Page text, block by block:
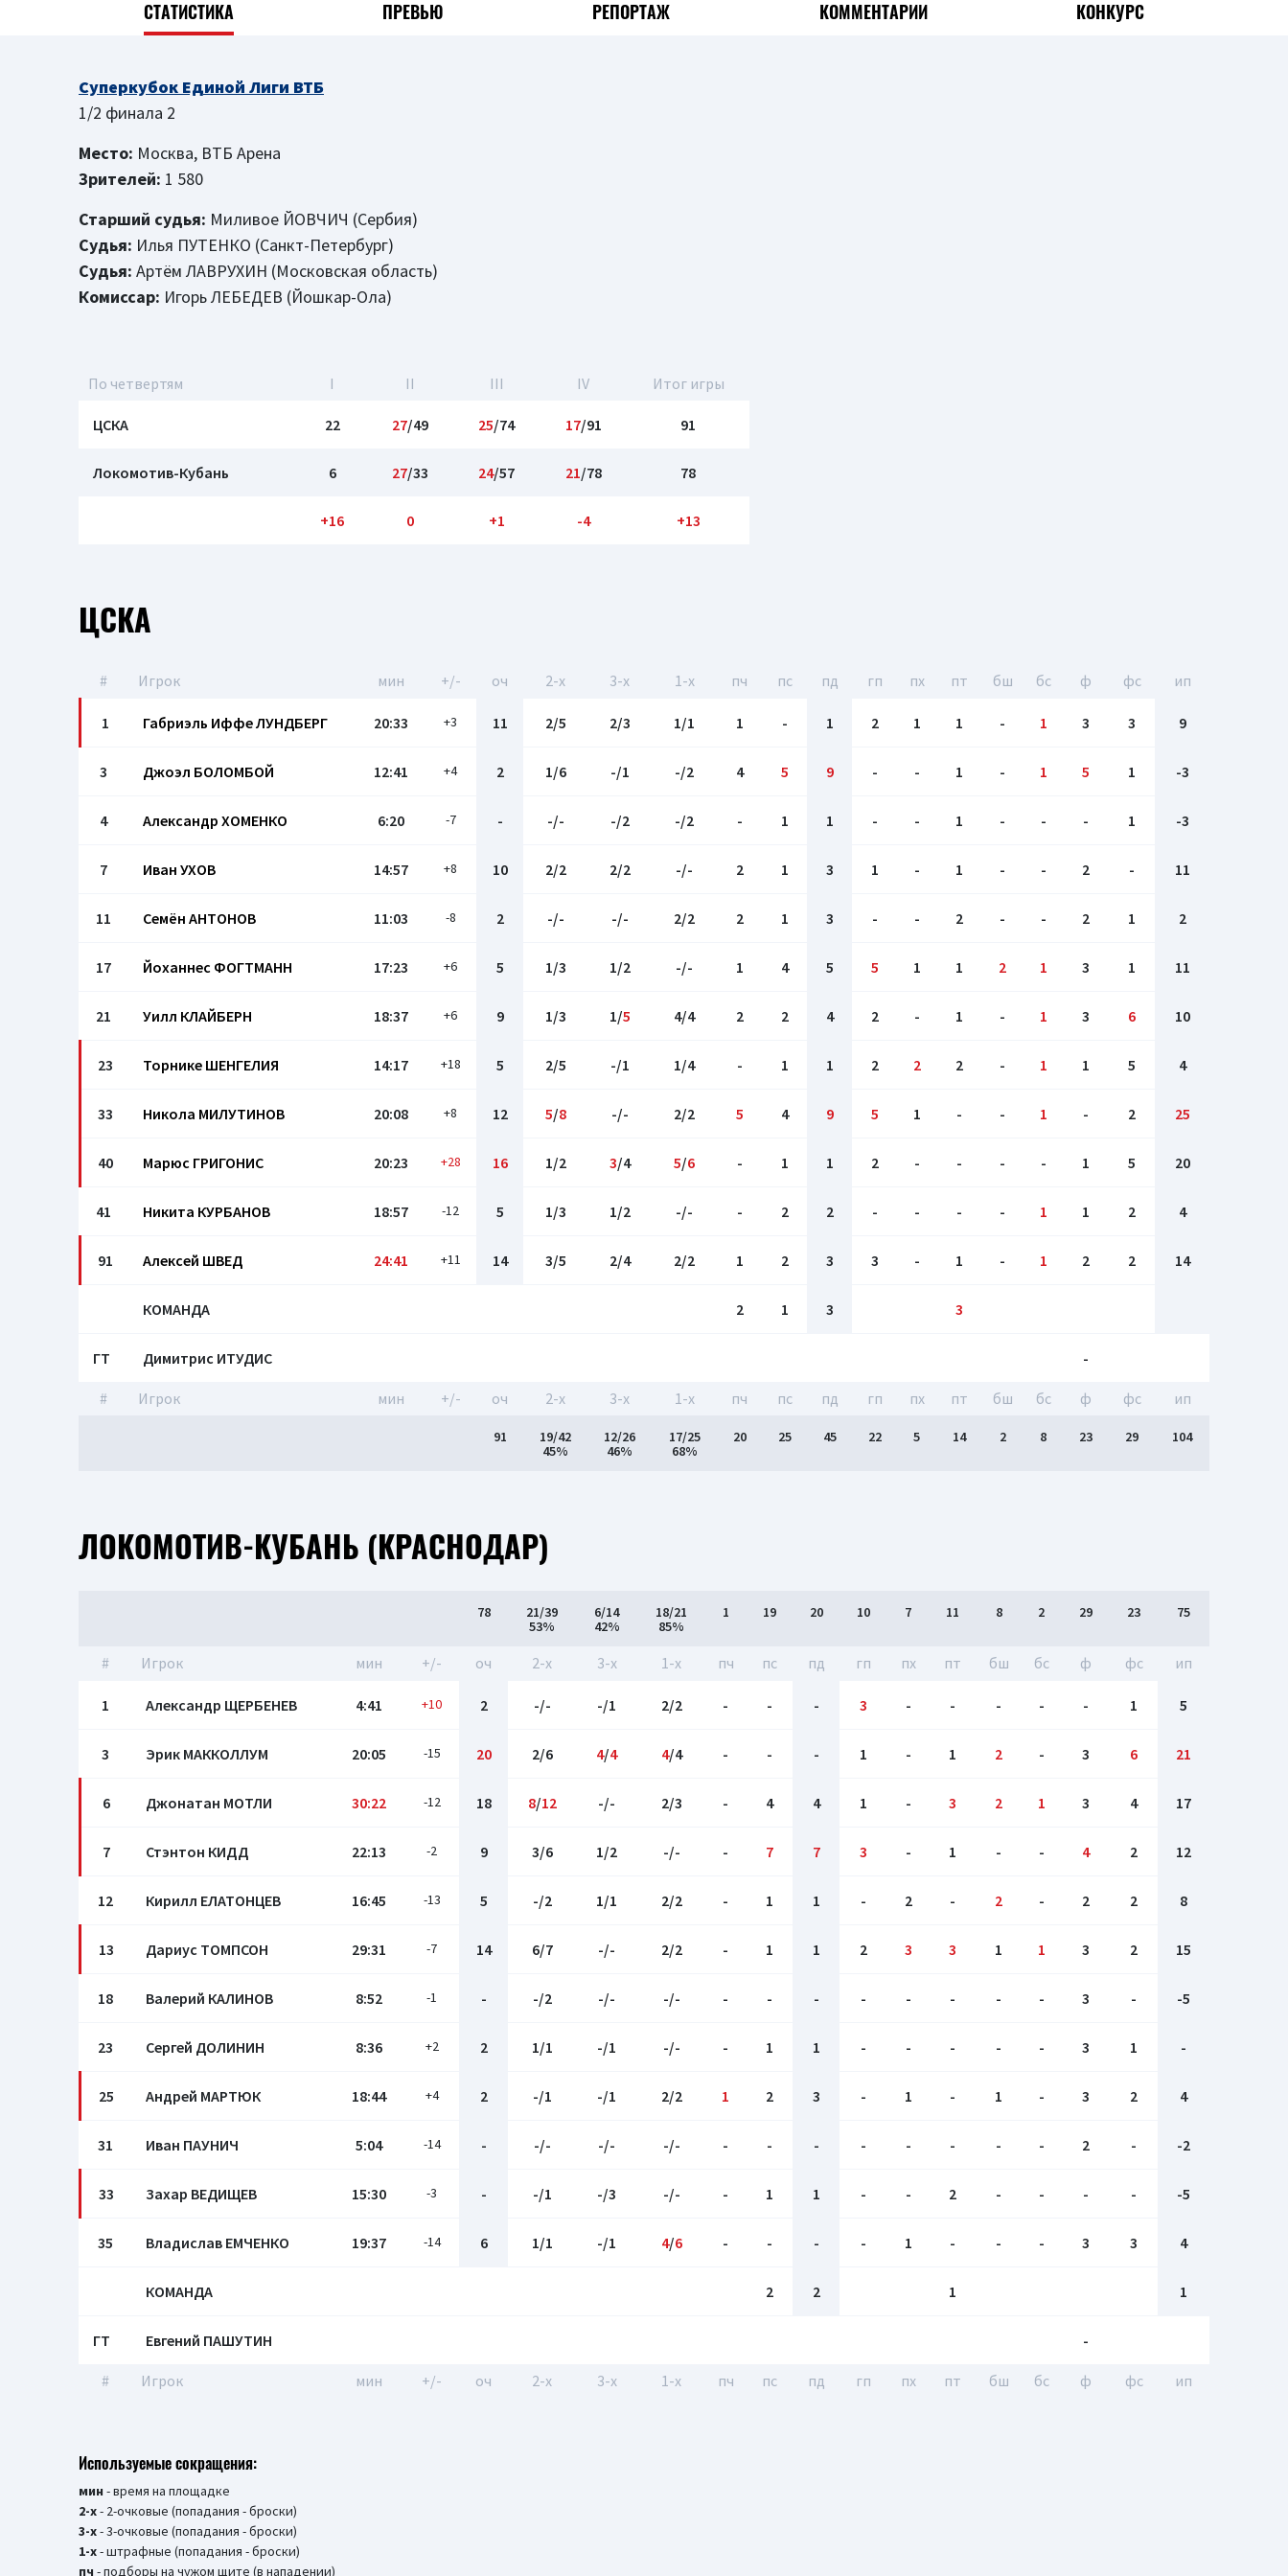
СТАТИСТИКА ПРЕВЬЮ РЕПОРТАЖ КОММЕНТАРИИ КОНКУРС
Суперкубок Единой Лиги ВТБ
1/2 финала 2
Место: Москва, ВТБ Арена
Зрителей: 1 580
Старший судья: Миливое ЙОВЧИЧ (Сербия)
Судья: Илья ПУТЕНКО (Санкт-Петербург)
Судья: Артём ЛАВРУХИН (Московская область)
Комиссар: Игорь ЛЕБЕДЕВ (Йошкар-Ола)
По четвертям I II III IV Итог игры
ЦСКА 22 27/49 25/74 17/91 91
Локомотив-Кубань 6 27/33 24/57 21/78 78
+16 0 +1 -4 +13
ЦСКА
# Игрок мин +/- оч 2-x 3-x 1-x пч пс пд гп пх пт бш бc ф фс ип
1 Габриэль Иффе ЛУНДБЕРГ 20:33 +3 11 2/5 2/3 1/1 1 - 1 2 1 1 - 1 3 3 9
3 Джоэл БОЛОМБОЙ 12:41 +4 2 1/6 -/1 -/2 4 5 9 - - 1 - 1 5 1 -3
4 Александр ХОМЕНКО 6:20 -7 - -/- -/2 -/2 - 1 1 - - 1 - - - 1 -3
7 Иван УХОВ 14:57 +8 10 2/2 2/2 -/- 2 1 3 1 - 1 - - 2 - 11
11 Семён АНТОНОВ 11:03 -8 2 -/- -/- 2/2 2 1 3 - - 2 - - 2 1 2
17 Йоханнес ФОГТМАНН 17:23 +6 5 1/3 1/2 -/- 1 4 5 5 1 1 2 1 3 1 11
21 Уилл КЛАЙБЕРН 18:37 +6 9 1/3 1/5 4/4 2 2 4 2 - 1 - 1 3 6 10
23 Торнике ШЕНГЕЛИЯ 14:17 +18 5 2/5 -/1 1/4 - 1 1 2 2 2 - 1 1 5 4
33 Никола МИЛУТИНОВ 20:08 +8 12 5/8 -/- 2/2 5 4 9 5 1 - - 1 - 2 25
40 Марюс ГРИГОНИС 20:23 +28 16 1/2 3/4 5/6 - 1 1 2 - - - - 1 5 20
41 Никита КУРБАНОВ 18:57 -12 5 1/3 1/2 -/- - 2 2 - - - - 1 1 2 4
91 Алексей ШВЕД 24:41 +11 14 3/5 2/4 2/2 1 2 3 3 - 1 - 1 2 2 14
КОМАНДА 2 1 3 3
ГТ Димитрис ИТУДИС -
# Игрок мин +/- оч 2-x 3-x 1-x пч пс пд гп пх пт бш бc ф фс ип
91
19/42
45%
12/26
46%
17/25
68%
20 25 45 22 5 14 2 8 23 29 104
ЛОКОМОТИВ-КУБАНЬ (КРАСНОДАР)
78
21/39
53%
6/14
42%
18/21
85%
1 19 20 10 7 11 8 2 29 23 75
# Игрок мин +/- оч 2-x 3-x 1-x пч пс пд гп пх пт бш бc ф фс ип
1 Александр ЩЕРБЕНЕВ 4:41 +10 2 -/- -/1 2/2 - - - 3 - - - - - 1 5
3 Эрик МАККОЛЛУМ 20:05 -15 20 2/6 4/4 4/4 - - - 1 - 1 2 - 3 6 21
6 Джонатан МОТЛИ 30:22 -12 18 8/12 -/- 2/3 - 4 4 1 - 3 2 1 3 4 17
7 Стэнтон КИДД 22:13 -2 9 3/6 1/2 -/- - 7 7 3 - 1 - - 4 2 12
12 Кирилл ЕЛАТОНЦЕВ 16:45 -13 5 -/2 1/1 2/2 - 1 1 - 2 - 2 - 2 2 8
13 Дариус ТОМПСОН 29:31 -7 14 6/7 -/- 2/2 - 1 1 2 3 3 1 1 3 2 15
18 Валерий КАЛИНОВ 8:52 -1 - -/2 -/- -/- - - - - - - - - 3 - -5
23 Сергей ДОЛИНИН 8:36 +2 2 1/1 -/1 -/- - 1 1 - - - - - 3 1 -
25 Андрей МАРТЮК 18:44 +4 2 -/1 -/1 2/2 1 2 3 - 1 - 1 - 3 2 4
31 Иван ПАУНИЧ 5:04 -14 - -/- -/- -/- - - - - - - - - 2 - -2
33 Захар ВЕДИЩЕВ 15:30 -3 - -/1 -/3 -/- - 1 1 - - 2 - - - - -5
35 Владислав ЕМЧЕНКО 19:37 -14 6 1/1 -/1 4/6 - - - - 1 - - - 3 3 4
КОМАНДА 2 2 1 1
ГТ Евгений ПАШУТИН -
# Игрок мин +/- оч 2-x 3-x 1-x пч пс пд гп пх пт бш бc ф фс ип
Используемые сокращения:
мин - время на площадке
2-х- 2-очковые (попадания - броски)
3-х- 3-очковые (попадания - броски)
1-х- штрафные (попадания - броски)
пч - подборы на чужом щите (в нападении)